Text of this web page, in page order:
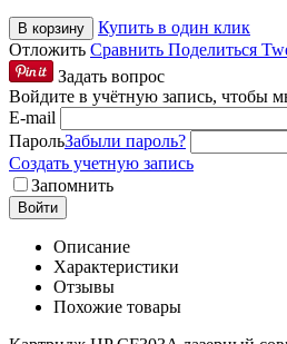
В корзину
Купить в один клик
Отложить Сравнить Поделиться
Задать вопрос
Войдите в учётную запись, чтобы
E-mail
ПарольЗабыли пароль?
Создать учетную запись
Запомнить
Войти
Описание
Характеристики
Отзывы
Похожие товары